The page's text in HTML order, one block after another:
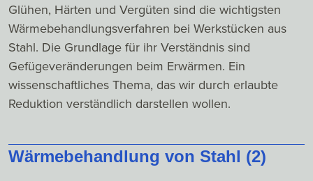
Glühen, Härten und Vergüten sind die wichtigsten
Wärmebehandlungsverfahren bei Werkstücken aus
Stahl. Die Grundlage für ihr Verständnis sind
Gefügeveränderungen beim Erwärmen. Ein
wissenschaftliches Thema, das wir durch erlaubte
Reduktion verständlich darstellen wollen.
Wärmebehandlung von Stahl (2)